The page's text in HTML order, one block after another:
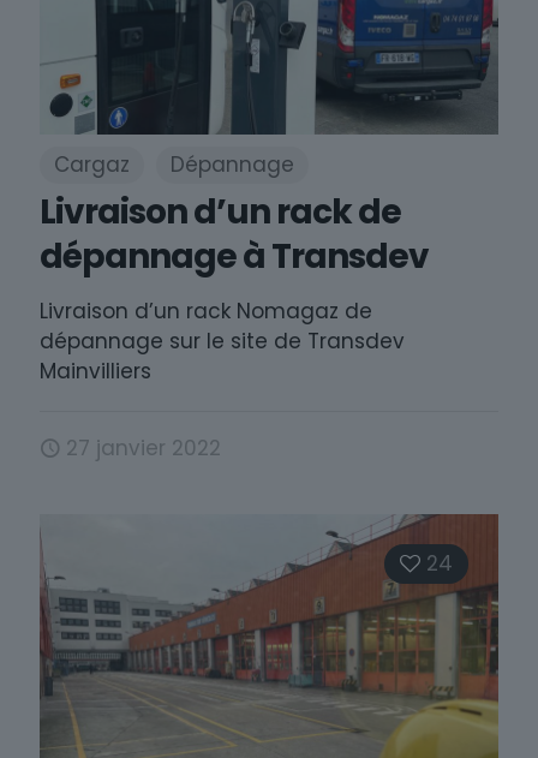
Cargaz Dépannage
Livraison d’un rack de
dépannage à Transdev
Livraison d’un rack Nomagaz de
dépannage sur le site de Transdev
Mainvilliers
27 janvier 2022
24